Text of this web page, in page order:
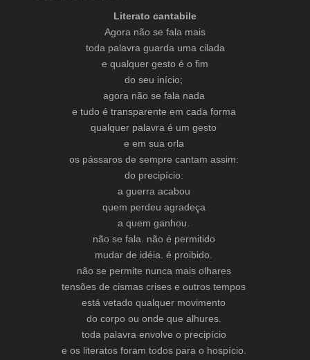
Literato cantabile
Agora não se fala mais
toda palavra guarda uma cilada
e qualquer gesto é o fim
do seu início;
agora não se fala nada
e tudo é transparente em cada forma
qualquer palavra é um gesto
e em sua orla
os pássaros de sempre cantam assim:
do precipício:
a guerra acabou
quem perdeu agradeça
a quem ganhou.
não se fala. não é permitido
mudar de idéia. é proibido.
não se permite nunca mais olhares
tensões de cismas crises e outros tempos
está vetado qualquer movimento
do corpo ou onde que alhures.
toda palavra envolve o precipício
e os literatos foram todos para o hospício.